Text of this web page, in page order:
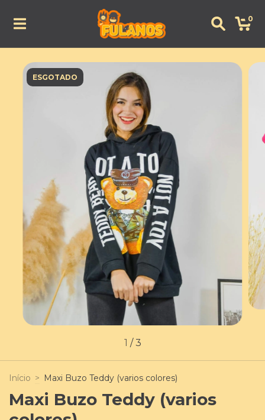
0
ESGOTADO
1 /3
Início > Maxi Buzo Teddy (varios colores)
Maxi Buzo Teddy (varios